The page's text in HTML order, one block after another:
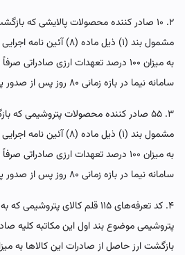
۲. ۱۰ صادر کننده محصولات پالایشی که
مشمول بند (۱) ذیل ماده (۸)
به میزان ۱۰۰ درصد تعهدات ارزی
سامانه نیما در بازه زمانی ۸۰ روز پس از صدور پروانه صادراتی است.
۳. ۵۵ صادر کننده محصولات پتروشیمی که
مشمول بند (۱) ذیل ماده (۸)
به میزان ۱۰۰ درصد تعهدات ارزی
سامانه نیما در بازه زمانی ۸۰ روز پس از صدور پروانه صادراتی) است.
۴. کد تعرفه‌های ۱۱۵ قلم کالای
پتروشیمی موضوع بند اول این مکاتبه کلیه